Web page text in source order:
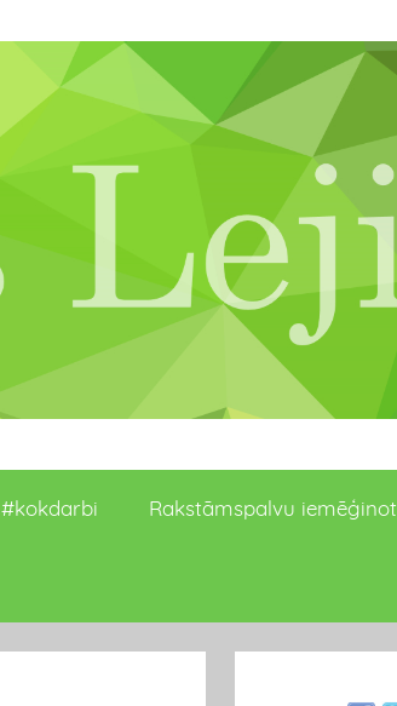
#kokdarbi Rakstāmspalvu iemēģinot